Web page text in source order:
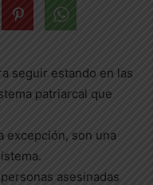
seguir estando en las
patriarcal que
excepción, son una
asesinadas